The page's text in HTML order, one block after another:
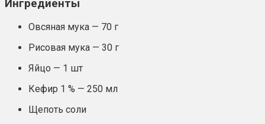
Ингредиенты
Овсяная мука — 70 г
Рисовая мука — 30 г
Яйцо — 1 шт
Кефир 1 % — 250 мл
Щепоть соли